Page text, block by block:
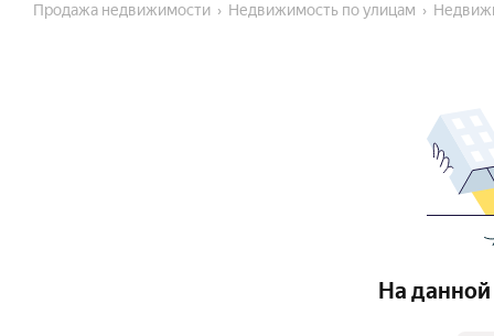
Продажа недвижимости Недвижимость по улицам
На